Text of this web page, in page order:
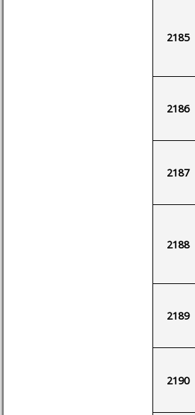
2185
2186
2187
2188
2189
2190